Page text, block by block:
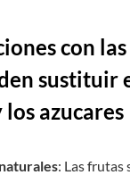
con
sustituir
azucares
: Las frutas